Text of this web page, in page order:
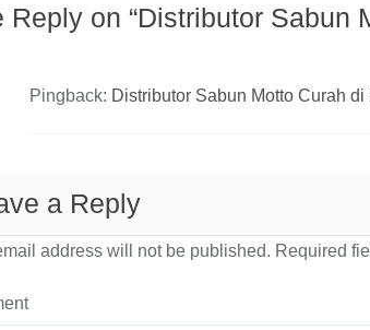
Reply on “Distributor Sabun
Pingback: Distributor Sabun Motto Curah
a Reply
address will not be published. Required